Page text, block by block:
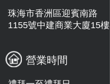
珠海市香洲區迎賓南路
1155號中建商業大廈15樓
營業時間